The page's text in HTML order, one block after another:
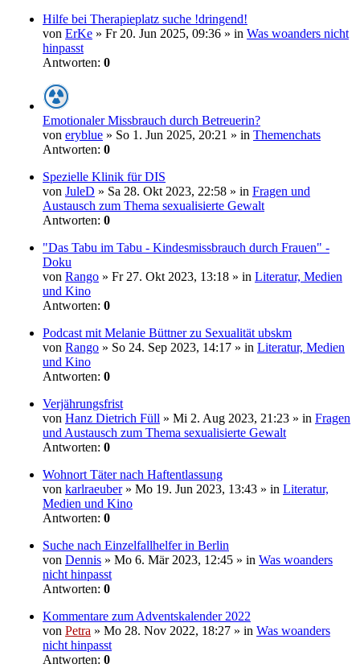
Hilfe bei Therapieplatz suche !dringend!
von ErKe » Fr 20. Jun 2025, 09:36 » in Was woanders nicht
hinpasst
Antworten: 0
Emotionaler Missbrauch durch Betreuerin?
von eryblue » So 1. Jun 2025, 20:21 » in Themenchats
Antworten: 0
Spezielle Klinik für DIS
von JuleD » Sa 28. Okt 2023, 22:58 » in Fragen und
Austausch zum Thema sexualisierte Gewalt
Antworten: 0
"Das Tabu im Tabu - Kindesmissbrauch durch Frauen" -
Doku
von Rango » Fr 27. Okt 2023, 13:18 » in Literatur, Medien
und Kino
Antworten: 0
Podcast mit Melanie Büttner zu Sexualität ubskm
von Rango » So 24. Sep 2023, 14:17 » in Literatur, Medien
und Kino
Antworten: 0
Verjährungsfrist
von Hanz Dietrich Füll » Mi 2. Aug 2023, 21:23 » in Fragen
und Austausch zum Thema sexualisierte Gewalt
Antworten: 0
Wohnort Täter nach Haftentlassung
von karlraeuber» Mo 19. Jun 2023, 13:43 » in Literatur,
Medien und Kino
Antworten: 0
Suche nach Einzelfallhelfer in Berlin
von Dennis » Mo 6. Mär 2023, 12:45 » in Was woanders
nicht hinpasst
Antworten: 0
Kommentare zum Adventskalender 2022
von Petra » Mo 28. Nov 2022, 18:27 » in Was woanders
nicht hinpasst
Antworten: 0